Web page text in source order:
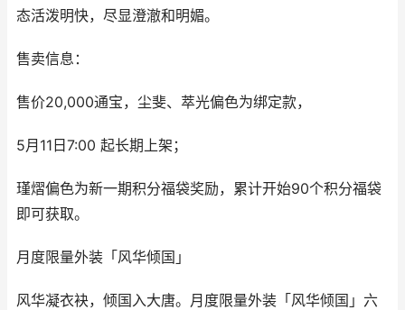
态活泼明快，尽显澄澈和明媚。
售卖信息：
售价20,000通宝，尘斐、萃光偏色为绑定款，
5月11日7:00 起长期上架；
瑾熠偏色为新一期积分福袋奖励，累计开始90个积分福袋
即可获取。
月度限量外装「风华倾国」
风华凝衣袂，倾国入大唐。月度限量外装「风华倾国」六